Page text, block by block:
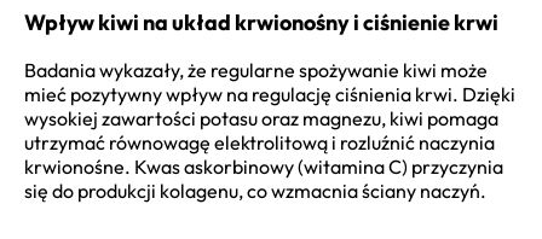
Wpływ kiwi na układ krwionośny i ciśnienie krwi
Badania wykazały, że regularne spożywanie kiwi może
mieć pozytywny wpływ na regulację ciśnienia krwi. Dzięki
wysokiej zawartości potasu oraz magnezu, kiwi pomaga
utrzymać równowagę elektrolitową i rozluźnić naczynia
krwionośne. Kwas askorbinowy (witamina C) przyczynia
się do produkcji kolagenu, co wzmacnia ściany naczyń.